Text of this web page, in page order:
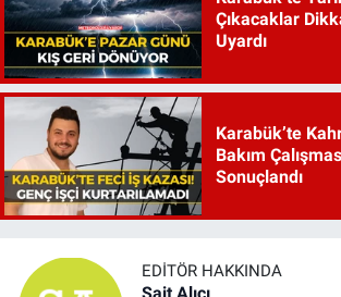
Çıkacaklar
Uyardı
Karabük’te
Bakım
Sonuçlandı
EDITÖR HAKKINDA